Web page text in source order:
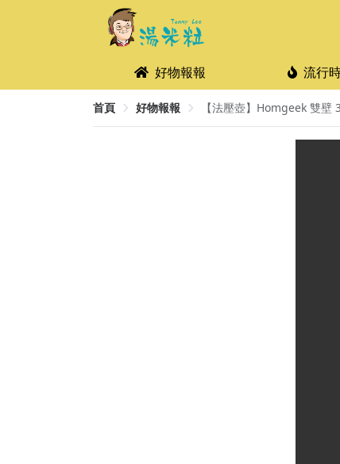
好物報報 流行
首頁 好物報報 【法壓壺】Homgeek 雙